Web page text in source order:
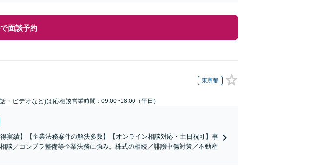
面談予約
東京都
・ビデオなど)は応相談営業時間：09:00~18:00（平日）
実績】【企業法務案件の解決多数】【オンライン相談対応・土日祝可】事
談／コンプラ整備等企業法務に強み。株式の相続／誹謗中傷対策／不動産